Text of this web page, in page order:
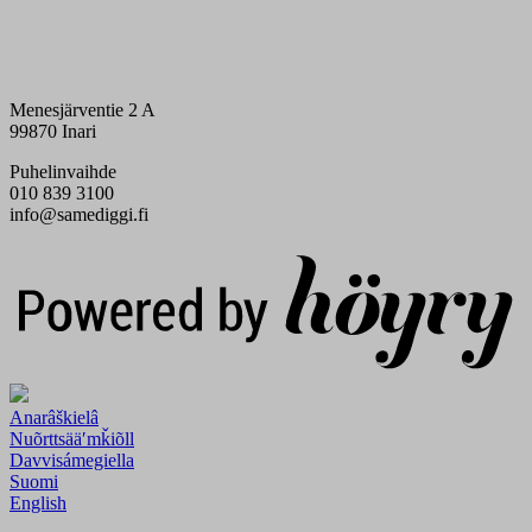
Menesjärventie 2 A
99870 Inari
Puhelinvaihde
010 839 3100
info@samediggi.fi
Anarâškielâ
Nuõrttsääʹmǩiõll
Davvisámegiella
Suomi
English